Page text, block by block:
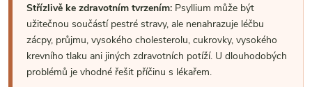
Střízlivě ke zdravotním tvrzením: Psyllium může být
užitečnou součástí pestré stravy, ale nenahrazuje léčbu
zácpy, průjmu, vysokého cholesterolu, cukrovky, vysokého
krevního tlaku ani jiných zdravotních potíží. U dlouhodobých
problémů je vhodné řešit příčinu s lékařem.